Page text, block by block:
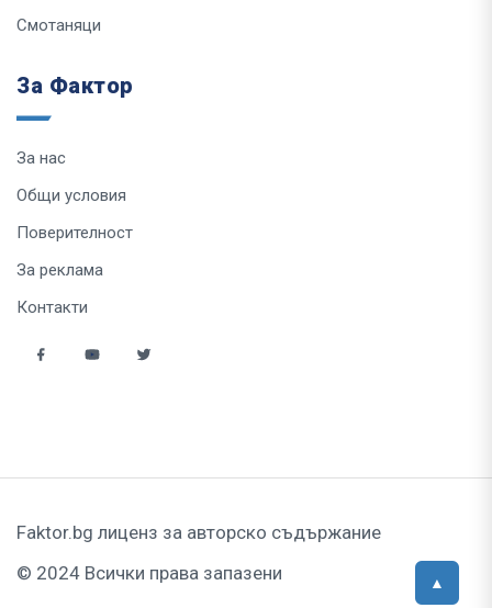
Смотаняци
За Фактор
За нас
Общи условия
Поверителност
За реклама
Контакти
Faktor.bg лиценз за авторско съдържание
© 2024 Всички права запазени